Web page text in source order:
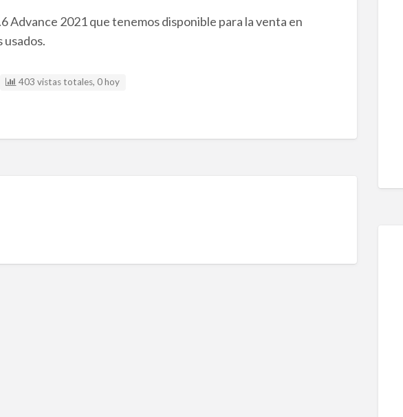
Advance 2021 que tenemos disponible para la venta en
usados.
ID 403 vistas totales, 0 hoy